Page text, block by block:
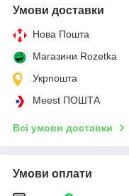
Умови доставки
Нова Пошта
Магазини Rozetka
Укрпошта
Meest ПОШТА
Всі умови доставки
Умови оплати